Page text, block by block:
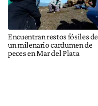
Encuentran restos fósiles de
un milenario cardumen de
peces en Mar del Plata